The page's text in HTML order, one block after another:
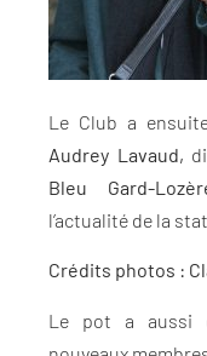
Le Club a
Audrey Lavaud,
Bleu Gard-
l’actualité de la
Crédits photos :
Le pot a aussi